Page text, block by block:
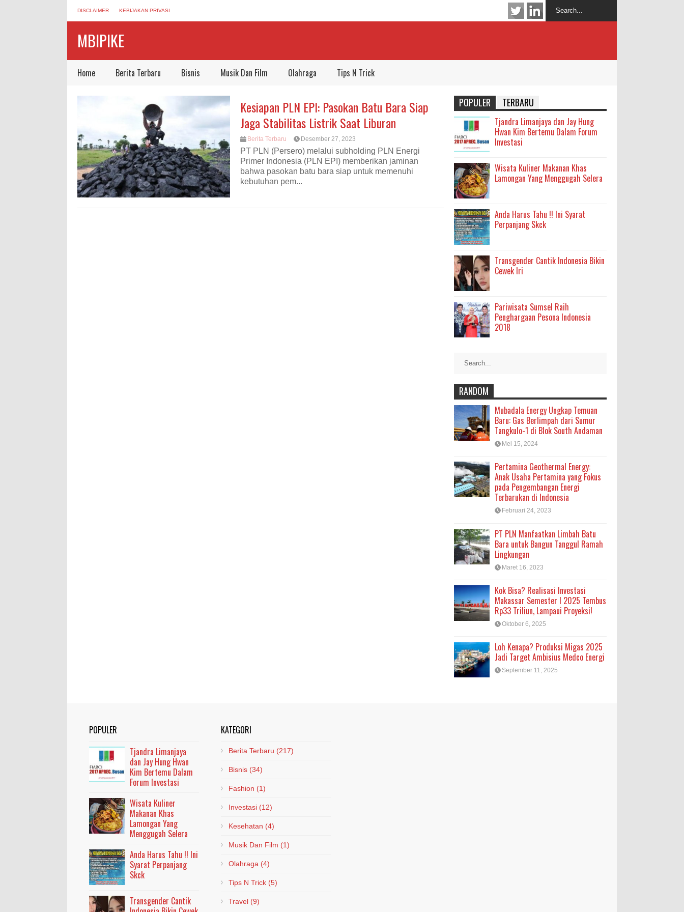
DISCLAIMER KEBIJAKAN PRIVASI
MBIPIKE
Home Berita Terbaru Bisnis Musik Dan Film Olahraga Tips N Trick
Kesiapan PLN EPI: Pasokan Batu Bara Siap
Jaga Stabilitas Listrik Saat Liburan
Berita Terbaru Desember 27, 2023
PT PLN (Persero) melalui subholding PLN Energi
Primer Indonesia (PLN EPI) memberikan jaminan
bahwa pasokan batu bara siap untuk memenuhi
kebutuhan pem...
POPULER TERBARU
Tjandra Limanjaya dan Jay Hung
Hwan Kim Bertemu Dalam Forum
Investasi
Wisata Kuliner Makanan Khas
Lamongan Yang Menggugah Selera
Anda Harus Tahu !! Ini Syarat
Perpanjang Skck
Transgender Cantik Indonesia Bikin
Cewek Iri
Pariwisata Sumsel Raih
Penghargaan Pesona Indonesia
2018
RANDOM
Mubadala Energy Ungkap Temuan
Baru: Gas Berlimpah dari Sumur
Tangkulo-1 di Blok South Andaman
Mei 15, 2024
Pertamina Geothermal Energy:
Anak Usaha Pertamina yang Fokus
pada Pengembangan Energi
Terbarukan di Indonesia
Februari 24, 2023
PT PLN Manfaatkan Limbah Batu
Bara untuk Bangun Tanggul Ramah
Lingkungan
Maret 16, 2023
Kok Bisa? Realisasi Investasi
Makassar Semester I 2025 Tembus
Rp33 Triliun, Lampaui Proyeksi!
Oktober 6, 2025
Loh Kenapa? Produksi Migas 2025
Jadi Target Ambisius Medco Energi
September 11, 2025
POPULER
Tjandra Limanjaya
dan Jay Hung Hwan
Kim Bertemu Dalam
Forum Investasi
Wisata Kuliner
Makanan Khas
Lamongan Yang
Menggugah Selera
Anda Harus Tahu !! Ini
Syarat Perpanjang
Skck
Transgender Cantik
KATEGORI
Berita Terbaru (217)
Bisnis (34)
Fashion (1)
Investasi (12)
Kesehatan (4)
Musik Dan Film (1)
Olahraga (4)
Tips N Trick (5)
Travel (9)